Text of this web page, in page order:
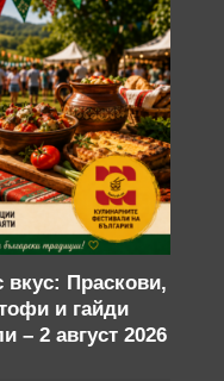
Праскови,
и гайди
– 2 август 2026